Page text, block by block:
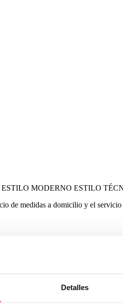
Detalles
ESTILO MODERNO ESTILO
de medidas a domicilio y el